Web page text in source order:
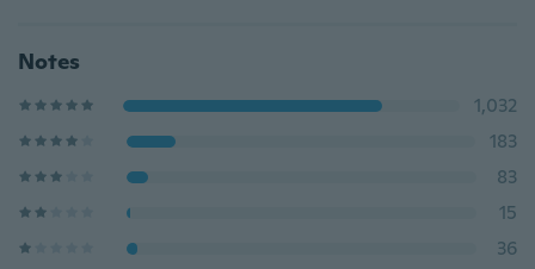
Notes
1,032
183
83
15
36